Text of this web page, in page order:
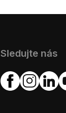
Sledujte nás